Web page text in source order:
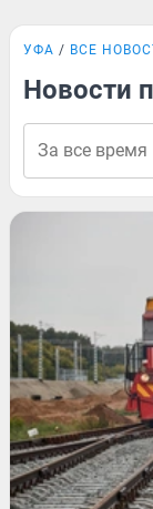
УФА ВСЕ
Новости